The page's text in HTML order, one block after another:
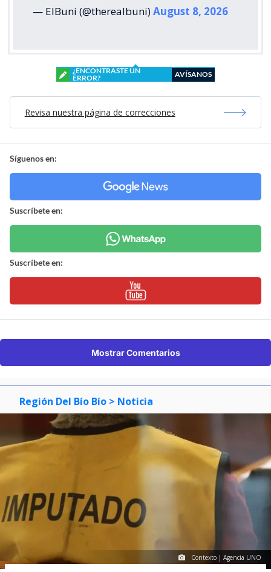
— ElBuni (@therealbuni)August 8, 2026
¿ENCONTRASTE UN
ERROR?
AVÍSANOS
Revisa nuestra página de correcciones
Síguenos en:
Suscríbete en:
Suscríbete en:
Mostrar Comentarios
Región Del Bío Bío > Noticia
Contexto | Agencia UNO